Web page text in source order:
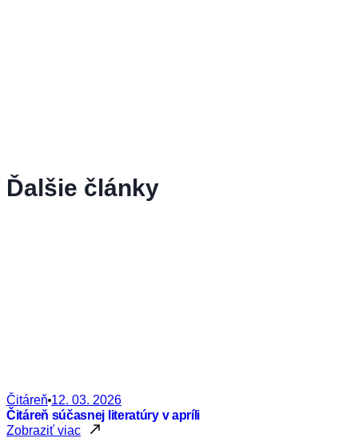
Ďalšie články
Čitáreň 12. 03. 2026
Čitáreň súčasnej literatúry v apríli
Zobraziť viac